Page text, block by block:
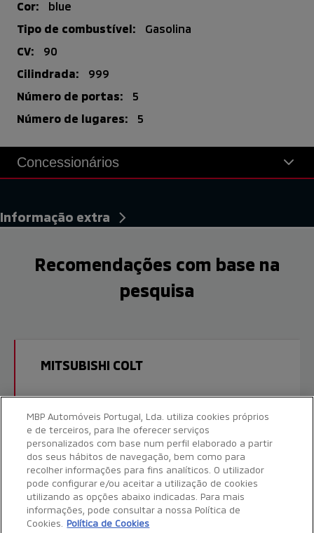
Cor:
blue
Tipo de combustível:
Gasolina
CV:
90
Cilindrada:
999
Número de portas:
5
Número de lugares:
5
Concessionários
Informação extra
Recomendações com base na
pesquisa
MITSUBISHI COLT
2025 | Gasolina | 25013 Kms
15.760 €
P.V.P.
MBP Automóveis Portugal, Lda. utiliza cookies próprios
e de terceiros, para lhe oferecer serviços
personalizados com base num perfil elaborado a partir
dos seus hábitos de navegação, bem como para
recolher informações para fins analíticos. O utilizador
pode configurar e/ou aceitar a utilização de cookies
utilizando as opções abaixo indicadas. Para mais
informações, pode consultar a nossa Política de
Cookies. Política de Cookies